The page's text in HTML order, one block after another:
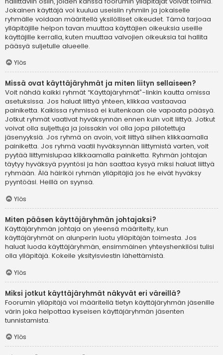
Jokainen käyttäjä voi kuulua useisiin ryhmiin ja jokaiselle
ryhmälle voidaan määritellä yksilölliset oikeudet. Tämä tarjoaa
ylläpitäjille helpon tavan muuttaa käyttäjien oikeuksia useille
käyttäjille kerralla, kuten muuttaa valvojien oikeuksia tai hallita
pääsyä suljetulle alueelle.
Ylös
Missä ovat käyttäjäryhmät ja miten liityn sellaiseen?
Voit nähdä kaikki ryhmät “Käyttäjäryhmät”-linkin kautta omissa
asetuksissa. Jos haluat liittyä yhteen, klikkaa vastaavaa
painiketta. Kaikissa ryhmissä ei kuitenkaan ole vapaata pääsyä.
Jotkut ryhmät vaativat hyväksynnän ennen kuin voit liittyä. Jotkut
voivat olla suljettuja ja joissakin voi olla jopa piilotettuja
jäsenyyksiä. Jos ryhmä on avoin, voit liittyä siihen klikkaamalla
painiketta. Jos ryhmä vaatii hyväksynnän liittymistä varten, voit
pyytää liittymislupaa klikkaamalla painiketta. Ryhmän johtajan
täytyy hyväksyä pyyntösi ja hän saattaa kysyä miksi haluat liittyä
ryhmään. Älä häiriköi ryhmän ylläpitäjiä jos he eivät hyväksy
pyyntöäsi. Heillä on syynsä.
Ylös
Miten pääsen käyttäjäryhmän johtajaksi?
Käyttäjäryhmän johtaja on yleensä määritelty, kun
käyttäjäryhmät on alunperin luotu ylläpitäjän toimesta. Jos
haluat luoda käyttäjäryhmän, ensimmäinen yhteyshenkilösi tulisi
olla ylläpitäjä. Kokeile yksityisviestin lähettämistä.
Ylös
Miksi jotkut käyttäjäryhmät näkyvät eri väreillä?
Foorumin ylläpitäjä voi määritellä tietyn käyttäjäryhmän jäsenille
värin joka helpottaa kyseisen käyttäjäryhmän jäsenten
tunnistamista.
Ylös